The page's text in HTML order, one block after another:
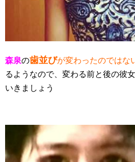
森泉の歯並びが変わったのではな
るようなので、変わる前と後の彼
いきましょう